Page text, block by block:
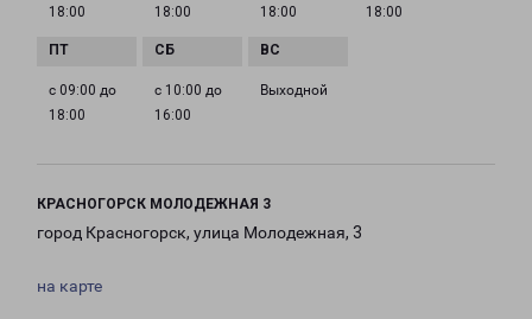
18:00
18:00
18:00
18:00
с 09:00 до
18:00
с 10:00 до
16:00
Выходной
КРАСНОГОРСК МОЛОДЕЖНАЯ 3
город Красногорск, улица Молодежная, 3
на карте